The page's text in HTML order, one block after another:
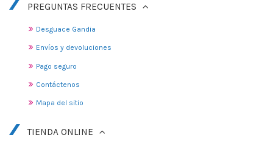
PREGUNTAS FRECUENTES
Desguace Gandia
Envíos y devoluciones
Pago seguro
Contáctenos
Mapa del sitio
TIENDA ONLINE